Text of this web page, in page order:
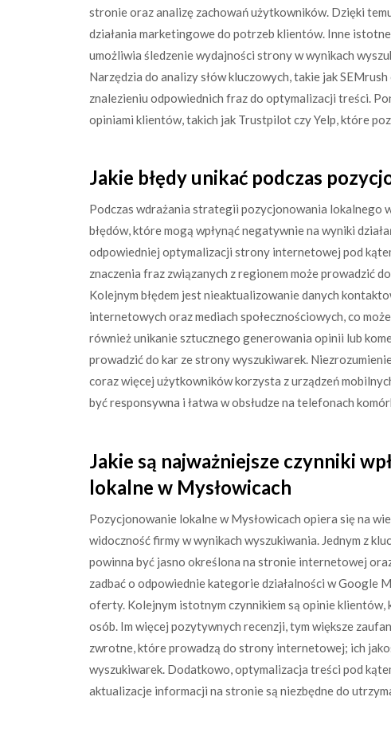
stronie oraz analizę zachowań użytkowników. Dzięki
działania marketingowe do potrzeb klientów. Inne
umożliwia śledzenie wydajności strony w wynikach
Narzędzia do analizy słów kluczowych, takie jak
znalezieniu odpowiednich fraz do optymalizacji treści.
opiniami klientów, takich jak Trustpilot czy Yelp, które
Jakie błędy unikać podczas
Podczas wdrażania strategii pozycjonowania lokalnego
błędów, które mogą wpłynąć negatywnie na wyniki
odpowiedniej optymalizacji strony internetowej pod
znaczenia fraz związanych z regionem może prowadzić
Kolejnym błędem jest nieaktualizowanie danych
internetowych oraz mediach społecznościowych, co
również unikanie sztucznego generowania opinii lub
prowadzić do kar ze strony wyszukiwarek.
coraz więcej użytkowników korzysta z urządzeń
być responsywna i łatwa w obsłudze na telefonach
Jakie są najważniejsze czynniki
lokalne w Mysłowicach
Pozycjonowanie lokalne w Mysłowicach opiera się na
widoczność firmy w wynikach wyszukiwania. Jednym z
powinna być jasno określona na stronie internetowej
zadbać o odpowiednie kategorie działalności w Google
oferty. Kolejnym istotnym czynnikiem są opinie klientów,
osób. Im więcej pozytywnych recenzji, tym większe
zwrotne, które prowadzą do strony internetowej; ich
wyszukiwarek. Dodatkowo, optymalizacja treści pod
aktualizacje informacji na stronie są niezbędne do